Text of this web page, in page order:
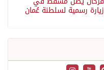
زيارة رسمية لسلطنة عُمان